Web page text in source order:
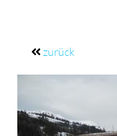
zurück